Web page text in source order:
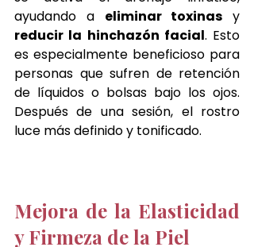
ayudando a eliminar toxinas
reducir la hinchazón facial. Esto
es especialmente beneficioso para
personas que sufren de retención
de líquidos o bolsas bajo los ojos.
Después de una sesión, el rostro
luce más definido y tonificado.
Mejora de la Elasticidad
y Firmeza de la Piel